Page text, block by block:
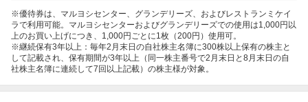
※優待券は、マルヨシセンター、グランデリーズ、およびレストランミケイ
ラで利用可能。マルヨシセンターおよびグランデリーズでの使用は1,000円以
上のお買い上げにつき、1,000円ごとに1枚（200円）使用可。
※継続保有3年以上：毎年2月末日の自社株主名簿に300株以上保有の株主と
して記載され、保有期間が3年以上（同一株主番号で2月末日と8月末日の自
社株主名簿に連続して7回以上記載）の株主様が対象。